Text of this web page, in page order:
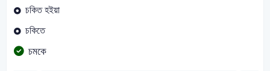
চকিত হইয়া
চকিতে
চমকে